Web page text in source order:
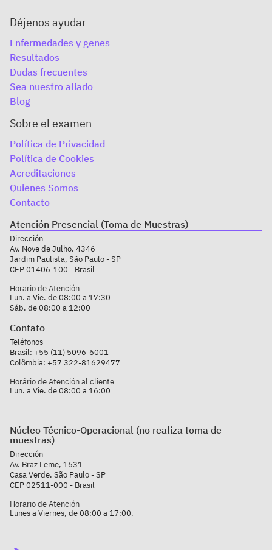
Déjenos ayudar
Enfermedades y genes
Resultados
Dudas frecuentes
Sea nuestro aliado
Blog
Sobre el examen
Política de Privacidad
Política de Cookies
Acreditaciones
Quienes Somos
Contacto
Atención Presencial (Toma de Muestras)
Dirección
Av. Nove de Julho, 4346
Jardim Paulista, São Paulo - SP
CEP 01406-100 - Brasil
Horario de Atención
Lun. a Vie. de 08:00 a 17:30
Sáb. de 08:00 a 12:00
Horário de Atención al cliente
Lun. a Vie. de 08:00 a 16:00
Contato
Teléfonos
Brasil: +55 (11) 5096-6001
Colômbia: +57 322-81629477
Núcleo Técnico-Operacional (no realiza toma de
muestras)
Dirección
Av. Braz Leme, 1631
Casa Verde, São Paulo - SP
CEP 02511-000 - Brasil
Horario de Atención
Lunes a Viernes, de 08:00 a 17:00.